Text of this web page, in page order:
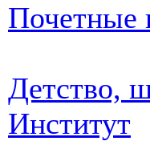
Почетные
Детство,
Институт